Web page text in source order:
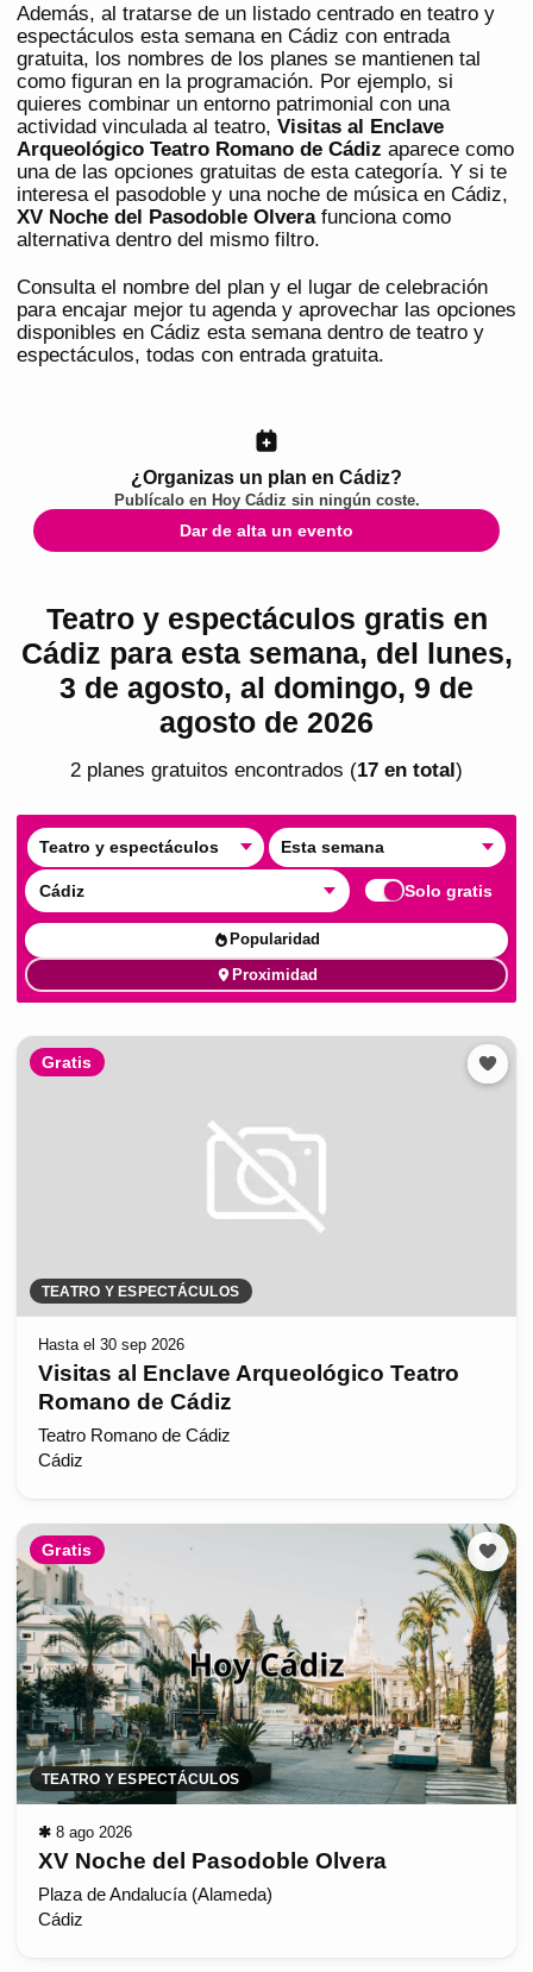
Además, al tratarse de un listado centrado en teatro y
espectáculos esta semana en Cádiz con entrada
gratuita, los nombres de los planes se mantienen tal
como figuran en la programación. Por ejemplo, si
quieres combinar un entorno patrimonial con una
actividad vinculada al teatro, Visitas al Enclave
Arqueológico Teatro Romano de Cádiz aparece como
una de las opciones gratuitas de esta categoría. Y si te
interesa el pasodoble y una noche de música en Cádiz,
XV Noche del Pasodoble Olverafunciona como
alternativa dentro del mismo filtro.
Consulta el nombre del plan y el lugar de celebración
para encajar mejor tu agenda y aprovechar las opciones
disponibles en Cádiz esta semana dentro de teatro y
espectáculos, todas con entrada gratuita.
¿Organizas un plan en Cádiz?
Publícalo en Hoy Cádiz sin ningún coste.
Dar de alta un evento
Teatro y espectáculos gratis en
Cádiz para esta semana, del lunes,
3 de agosto, al domingo, 9 de
agosto de 2026
2 planes gratuitos encontrados (17 en total )
Teatro y espectáculos Esta semana
Cádiz Solo gratis
Popularidad
Proximidad
Gratis
TEATRO Y ESPECTÁCULOS
Hasta el 30 sep 2026
Visitas al Enclave Arqueológico Teatro
Romano de Cádiz
Teatro Romano de Cádiz
Cádiz
Gratis
TEATRO Y ESPECTÁCULOS
✱ 8 ago 2026
XV Noche del Pasodoble Olvera
Plaza de Andalucía (Alameda)
Cádiz